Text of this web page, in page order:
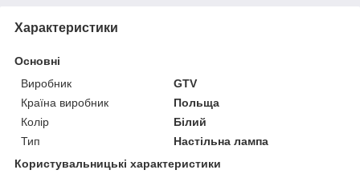
Характеристики
Основні
Виробник
GTV
Країна виробник
Польща
Колір
Білий
Тип
Настільна лампа
Користувальницькі характеристики